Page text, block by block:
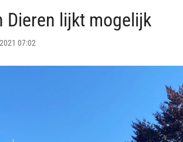
Dieren lijkt mogelijk
07:02